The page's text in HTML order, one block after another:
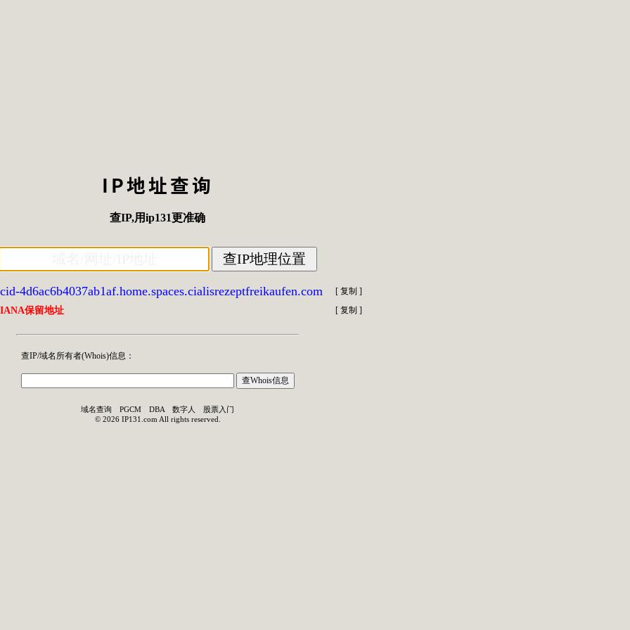
IP地址查询
查IP,用ip131更准确
cid-4d6ac6b4037ab1af.home.spaces.cialisrezeptfreikaufen.com [ 复制 ]
IANA保留地址 [ 复制 ]
查IP/域名所有者(Whois)信息：
域名查询 PGCM DBA 数字人
股票入门
© 2026 IP131.com All rights reserved.